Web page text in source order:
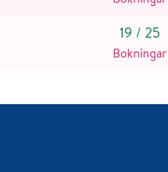
19 / 25
Bokningar